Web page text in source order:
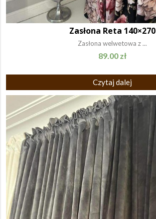
Zasłona Reta 140×270
Zasłona welwetowa z ...
89.00 zł
Czytaj dalej